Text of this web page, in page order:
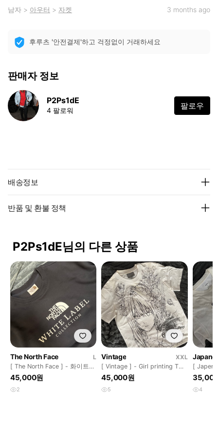
남자 > 아우터 > 자켓 3 months ago
후루츠 '안전결제'하고 걱정없이 거래하세요
판매자 정보
P2Ps1dE
4 팔로워 팔로우
배송정보
반품 및 환불 정책
P2Ps1dE님의 다른 상품
The North Face
L
[ The North Face ] - 화이트라
벨 25SS 맨투맨
45,000원
2
Vintage
XXL
[ Vintage ] - Girl printing T
XXL
45,000원
5
[
4